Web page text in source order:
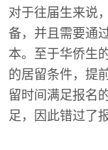
对于往届生来说
备，并且需要通
本。至于华侨生
的居留条件，提
留时间满足报名
足，因此错过了